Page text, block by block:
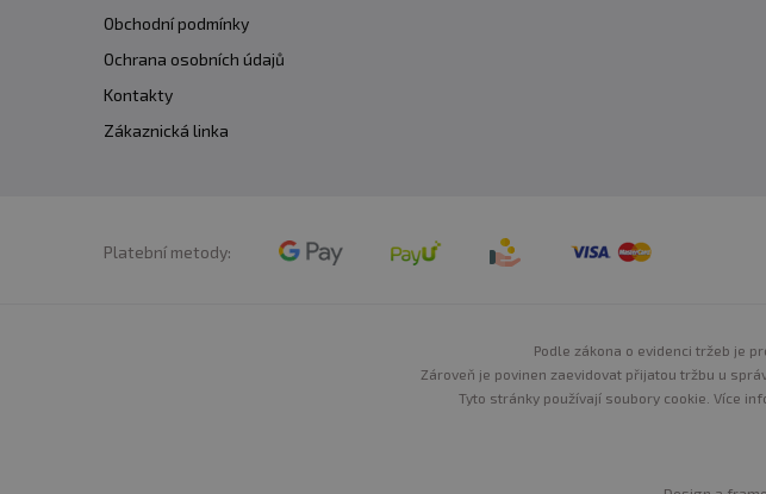
Obchodní podmínky
Ochrana osobních údajů
Kontakty
Zákaznická linka
Platební metody:
Podle zákona o evidenci tržeb je
Zároveň je povinen zaevidovat přijatou tržbu u
Tyto stránky používají soubory cookie. Více